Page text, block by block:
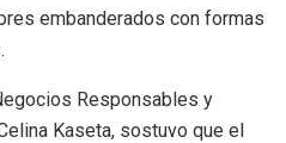
embanderados con formas
Responsables y
Kaseta, sostuvo que el